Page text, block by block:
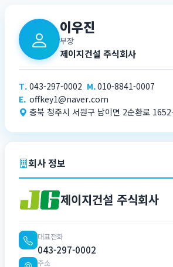
이우진
부장
제이지건설 주식회사
T. 043-297-0002 M.010-8841-0007
E. offkey1@naver.com
충북 청주시 서원구 남이면 2순환로
회사 정보
제이지건설 주식회사
대표전화
043-297-0002
주소